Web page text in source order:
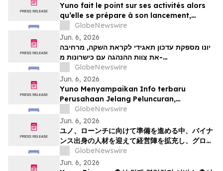
posiciona para el crecimiento global de
los mercados de predicción
Yuno fait le point sur ses activités alors
qu’elle se prépare à son lancement,
enrichit son équipe de direction de
talents issus de Binance et se positionne
pour tirer parti de l’essor mondial du
marché prédictifs
GlobeNewswire
Jun. 6, 2026
יונו מספקת עדכון תאגידי לקראת השקה, מרחיבה
את צוות ההנהגה עם כישרונות מ-
Binanceוממקמת עמדות לצמיחת שוק חיזוי עולמי
GlobeNewswire
Jun. 6, 2026
Yuno Menyampaikan Info terbaru
Perusahaan Jelang Peluncuran,
Memperluas Tim Pemimpin dengan
Talenta dari Binance, dan Bersiap
Mendorong Pertumbuhan Pasar Prediksi
Global
GlobeNewswire
Jun. 6, 2026
ユノ、ローンチに向けて準備を進める中、バイナ
ンス出身の人材を迎えて経営陣を拡充し、グロー
バルな予測市場の成長に向けた体制を整える
GlobeNewswire
Jun. 6, 2026